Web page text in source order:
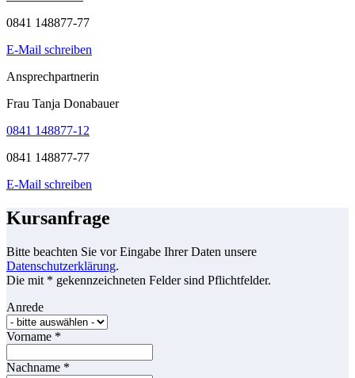
0841 148877-77
E-Mail schreiben
Ansprechpartnerin
Frau Tanja Donabauer
0841 148877-12
0841 148877-77
E-Mail schreiben
Kursanfrage
Bitte beachten Sie vor Eingabe Ihrer Daten unsere
Datenschutzerklärung.
Die mit * gekennzeichneten Felder sind Pflichtfelder.
Anrede
Vorname *
Nachname *